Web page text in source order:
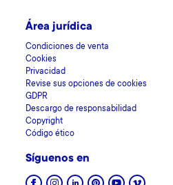
Área jurídica
Condiciones de venta
Cookies
Privacidad
Revise sus opciones de cookies
GDPR
Descargo de responsabilidad
Copyright
Código ético
Síguenos en